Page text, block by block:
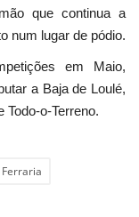
que continua a
num lugar de pódio.
em Maio,
a Baja de Loulé,
Todo-o-Terreno.
Ferraria